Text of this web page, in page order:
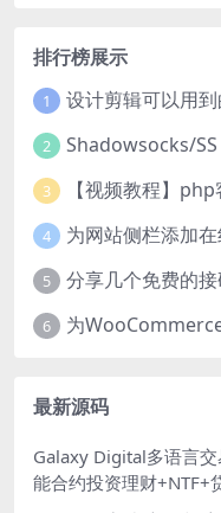
排行榜展示
1 设计剪辑可以用
2 Shadowsocks/
3
4 为网站侧栏添加
5 分享几个免费的
6 为
最新源码
Galaxy Digital多语言
能合约投资理财+NTF+